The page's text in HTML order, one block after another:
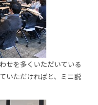
せを多くいただいている
いただければと、ミニ説